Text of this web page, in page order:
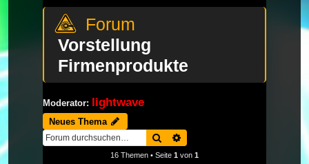
Vorstellung
Firmenprodukte
Moderator: lightwave
Neues Thema
Suche
16 Themen • Seite 1 von 1